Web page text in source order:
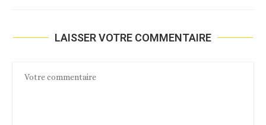
LAISSER VOTRE COMMENTAIRE